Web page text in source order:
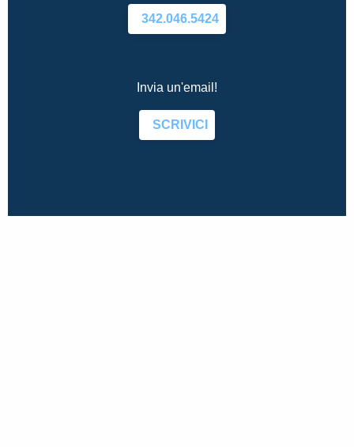
342.046.5424
Invia un'email!
SCRIVICI